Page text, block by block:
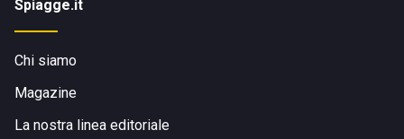
Spiagge.it
Chi siamo
Magazine
La nostra linea editoriale